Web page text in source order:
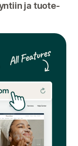
ja tuote-